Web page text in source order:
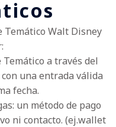
Temático Walt Disney
a través del
una entrada válida
fecha.
un método de pago
ni contacto. (ej.wallet